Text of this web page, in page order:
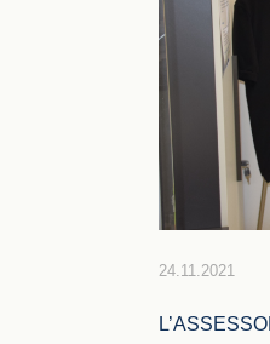
24.11.2021